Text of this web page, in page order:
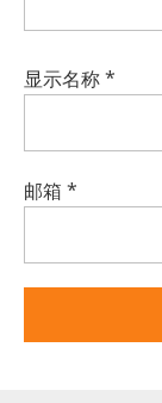
显示名称*
邮箱 *